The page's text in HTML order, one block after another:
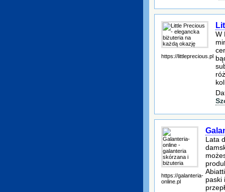
https://littleprecious.pl
W
https://galanteria-
online.pl
Lata
paski